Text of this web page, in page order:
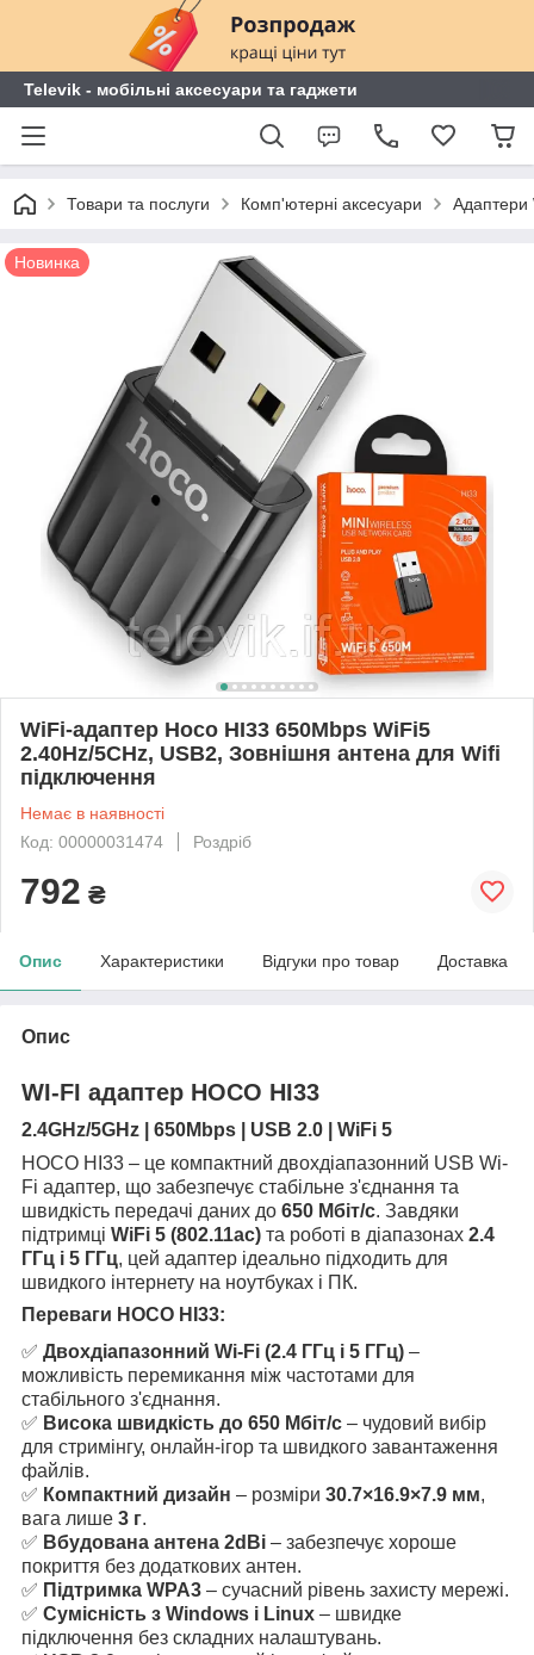
Televik - мобільні аксесуари та гаджети
Товари та послуги Комп'ютерні аксесуари Адаптери
Новинка
WiFi-адаптер Hoco HI33 650Mbps WiFi5
2.40Hz/5CHz, USB2, Зовнішня антена для Wifi
підключення
Немає в наявності
Код: 00000031474
Роздріб
792 ₴
Опис Характеристики Відгуки про товар Доставка
Опис
WI-FI адаптер HOCO HI33
2.4GHz/5GHz | 650Mbps | USB 2.0 | WiFi 5
HOCO HI33 – це компактний двохдіапазонний USB Wi-
Fi адаптер, що забезпечує стабільне з'єднання та
швидкість передачі даних до 650 Мбіт/с. Завдяки
підтримці WiFi 5 (802.11ac) та роботі в діапазонах 2.4
ГГц і 5 ГГц, цей адаптер ідеально підходить для
швидкого інтернету на ноутбуках і ПК.
Переваги HOCO HI33:
✅ Двохдіапазонний Wi-Fi (2.4 ГГц і 5 ГГц) –
можливість перемикання між частотами для
стабільного з'єднання.
✅ Висока швидкість до 650 Мбіт/с – чудовий вибір
для стримінгу, онлайн-ігор та швидкого завантаження
файлів.
✅ Компактний дизайн – розміри 30.7×16.9×7.9 мм,
вага лише 3 г.
✅ Вбудована антена 2dBi – забезпечує хороше
покриття без додаткових антен.
✅ Підтримка WPA3 – сучасний рівень захисту мережі.
✅ Сумісність з Windows і Linux – швидке
підключення без складних налаштувань.